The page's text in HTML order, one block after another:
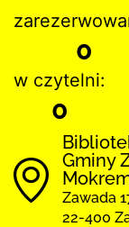
0
w czytelni:
0
Gminy
Zawada
22-400